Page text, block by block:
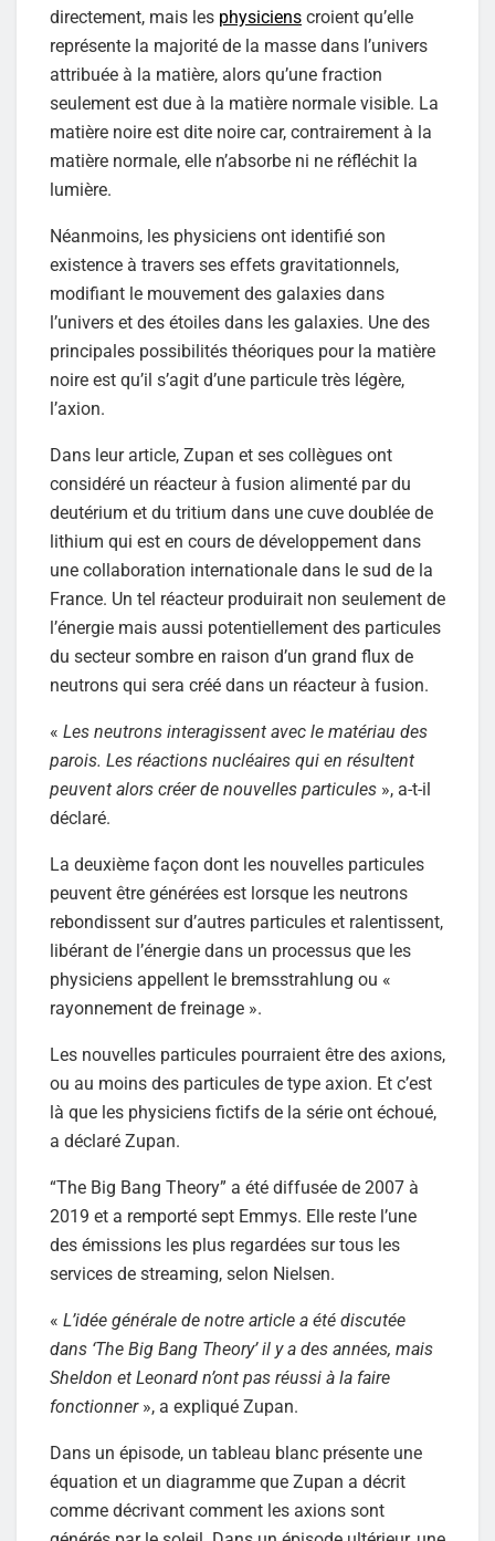
directement, mais les physiciens croient qu’elle
représente la majorité de la masse dans l’univers
attribuée à la matière, alors qu’une fraction
seulement est due à la matière normale visible. La
matière noire est dite noire car, contrairement à la
matière normale, elle n’absorbe ni ne réfléchit la
lumière.
Néanmoins, les physiciens ont identifié son
existence à travers ses effets gravitationnels,
modifiant le mouvement des galaxies dans
l’univers et des étoiles dans les galaxies. Une des
principales possibilités théoriques pour la matière
noire est qu’il s’agit d’une particule très légère,
l’axion.
Dans leur article, Zupan et ses collègues ont
considéré un réacteur à fusion alimenté par du
deutérium et du tritium dans une cuve doublée de
lithium qui est en cours de développement dans
une collaboration internationale dans le sud de la
France. Un tel réacteur produirait non seulement de
l’énergie mais aussi potentiellement des particules
du secteur sombre en raison d’un grand flux de
neutrons qui sera créé dans un réacteur à fusion.
« Les neutrons interagissent avec le matériau des
parois. Les réactions nucléaires qui en résultent
peuvent alors créer de nouvelles particules », a-t-il
déclaré.
La deuxième façon dont les nouvelles particules
peuvent être générées est lorsque les neutrons
rebondissent sur d’autres particules et ralentissent,
libérant de l’énergie dans un processus que les
physiciens appellent le bremsstrahlung ou «
rayonnement de freinage ».
Les nouvelles particules pourraient être des axions,
ou au moins des particules de type axion. Et c’est
là que les physiciens fictifs de la série ont échoué,
a déclaré Zupan.
“The Big Bang Theory” a été diffusée de 2007 à
2019 et a remporté sept Emmys. Elle reste l’une
des émissions les plus regardées sur tous les
services de streaming, selon Nielsen.
« L’idée générale de notre article a été discutée
dans ‘The Big Bang Theory’ il y a des années, mais
Sheldon et Leonard n’ont pas réussi à la faire
fonctionner», a expliqué Zupan.
Dans un épisode, un tableau blanc présente une
équation et un diagramme que Zupan a décrit
comme décrivant comment les axions sont